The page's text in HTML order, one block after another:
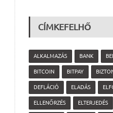
CÍMKEFELHŐ
ALKALMAZÁS BANK
BITCOIN BITPAY
DEFLÁCIÓ ELADÁS
ELLENŐRZÉS ELTERJEDÉS